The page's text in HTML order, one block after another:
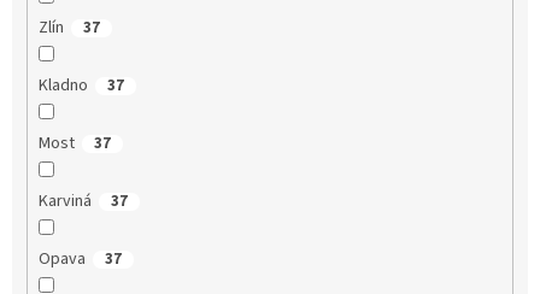
Zlín 37
Kladno 37
Most 37
Karviná 37
Opava 37